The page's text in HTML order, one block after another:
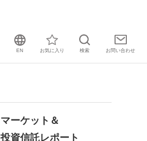
EN お気に入り 検索 お問い合わせ
マーケット＆
投資信託レポート